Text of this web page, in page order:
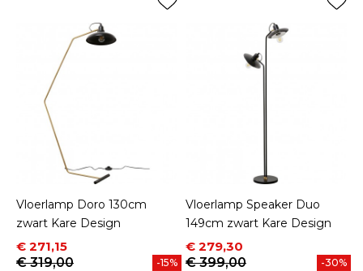
Vloerlamp Doro 130cm
zwart Kare Design
Prijs
€ 271,15
Normale prijs
€ 319,00
-15%
Vloerlamp Speaker Duo
149cm zwart Kare Design
Prijs
€ 279,30
Normale prijs
€ 399,00
-30%